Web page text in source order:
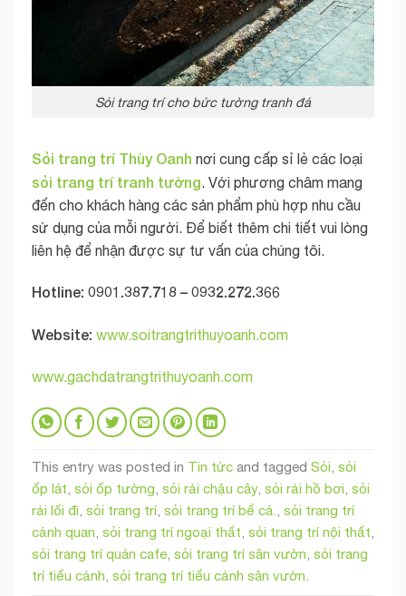
Sỏi trang trí cho bức tường tranh đá
Sỏi trang trí Thùy Oanh nơi cung cấp sỉ lẻ các loại
sỏi trang trí tranh tường . Với phương châm mang
đến cho khách hàng các sản phẩm phù hợp nhu cầu
sử dụng của mỗi người. Để biết thêm chi tiết vui lòng
liên hệ để nhận được sự tư vấn của chúng tôi.
Hotline: 0901.387.718 – 0932.272.366
Website: www.soitrangtrithuyoanh.com
www.gachdatrangtrithuyoanh.com
This entry was posted in Tin tức and tagged Sỏi, sỏi
ốp lát, sỏi ốp tường, sỏi rải chậu cây, sỏi rải hồ bơi, sỏi
rải lối đi, sỏi trang trí, sỏi trang trí bể cá., sỏi trang trí
cảnh quan, sỏi trang trí ngoại thất, sỏi trang trí nội thất,
sỏi trang trí quán cafe, sỏi trang trí sân vườn, sỏi trang
trí tiểu cảnh, sỏi trang trí tiểu cảnh sân vườn.